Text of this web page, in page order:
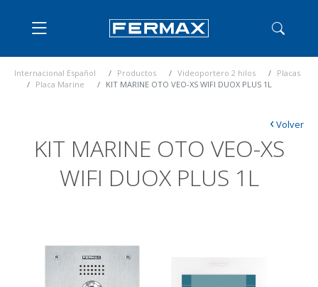
Internacional Español Productos Videoportero 2 hilos
Placas
Placa Marine
KIT MARINE OTO VEO-XS WIFI DUOX PLUS 1L
KIT MARINE OTO VEO-XS
WIFI DUOX PLUS 1L
‹Volver